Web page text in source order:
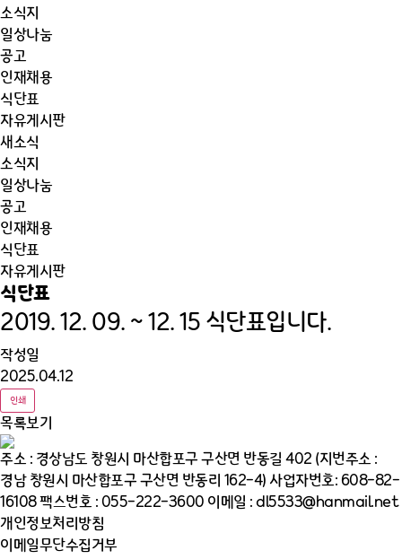
소식지
일상나눔
공고
인재채용
식단표
자유게시판
새소식
소식지
일상나눔
공고
인재채용
식단표
자유게시판
식단표
2019. 12. 09. ~ 12. 15 식단표입니다.
작성일
2025.04.12
인쇄
목록보기
주소 : 경상남도 창원시 마산합포구 구산면 반동길 402 (지번주소 :
경남 창원시 마산합포구 구산면 반동리 162-4) 사업자번호: 608-82-
16108 팩스번호 : 055-222-3600 이메일 : dl5533@hanmail.net
개인정보처리방침
이메일무단수집거부